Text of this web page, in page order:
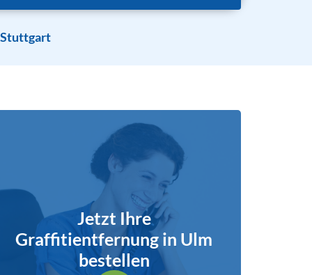
Jetzt Ihre
Graffitientfernung in Ulm
bestellen